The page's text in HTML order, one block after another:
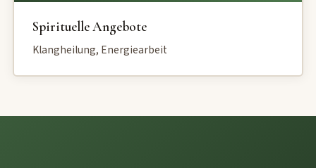
Spirituelle Angebote
Klangheilung, Energiearbeit